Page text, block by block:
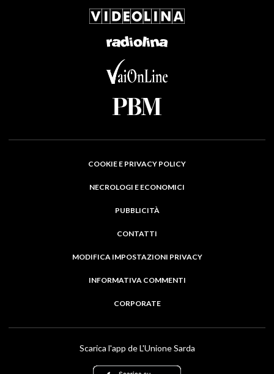
COOKIE E PRIVACY POLICY
NECROLOGI E ECONOMICI
PUBBLICITÀ
CONTATTI
MODIFICA IMPOSTAZIONI PRIVACY
INFORMATIVA COMMENTI
CORPORATE
Scarica l'app de L'Unione Sarda